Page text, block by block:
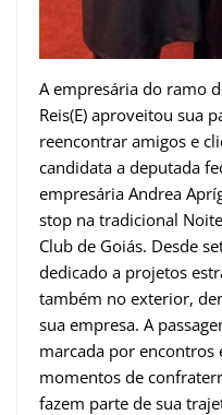
A empresária do ramo
Reis(E) aproveitou sua
reencontrar amigos e
candidata a deputada
empresária Andrea
stop na tradicional
Club de Goiás. Desde
dedicado a projetos
também no exterior,
sua empresa. A
marcada por encontros
momentos de
fazem parte de sua